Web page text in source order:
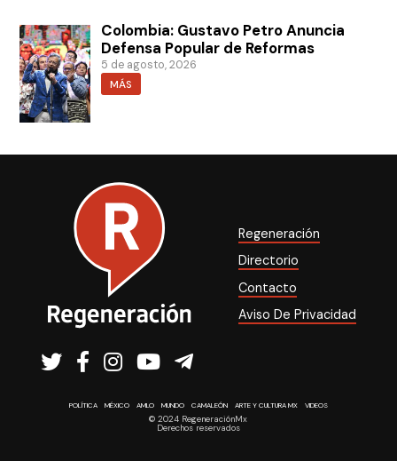
Colombia: Gustavo Petro Anuncia
Defensa Popular de Reformas
5 de agosto, 2026
MÁS
Regeneración
Directorio
Contacto
Aviso De Privacidad
POLÍTICA MÉXICO AMLO MUNDO CAMALEÓN ARTE Y CULTURA MX VIDEOS
© 2024 RegeneraciónMx
Derechos reservados